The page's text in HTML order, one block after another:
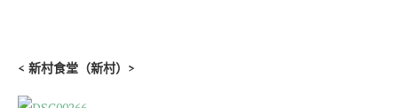
< 新村食堂（新村）>